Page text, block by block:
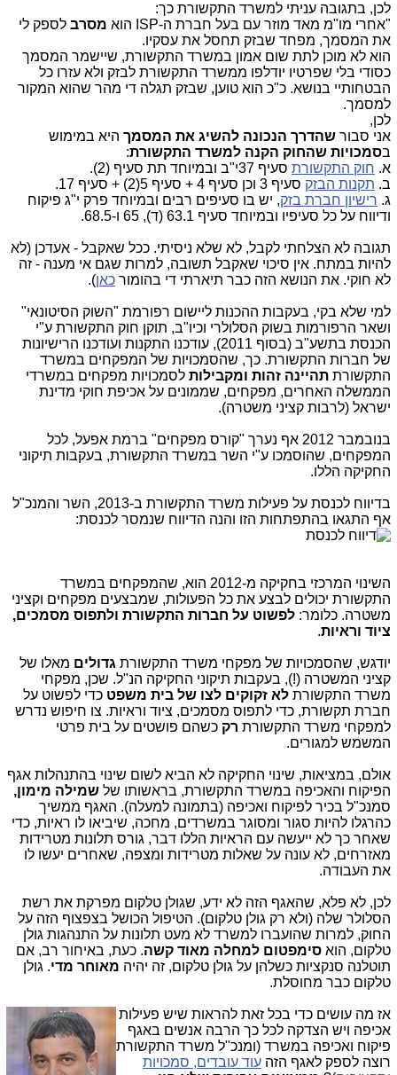
לכן, בתגובה עניתי למשרד התקשורת כך:
"אחרי מו"מ מאד מוזר עם בעל חברת ה-ISP הוא מסרב לספק לי
את המסמך, מפחד שבזק תחסל את עסקיו.
הוא לא מוכן לתת שום אמון במשרד התקשורת, שיישמר המסמך
כסודי בלי שפרטיו יודלפו ממשרד התקשורת לבזק ולא עזרו כל
הבטחותיי בנושא. כ"כ הוא טוען, שבזק תגלה די מהר שהוא המקור
למסמך.
לכן,
אני סבור שהדרך הנכונה להשיג את המסמך היא במימוש
בסמכויות שהחוק הקנה למשרד התקשורת:
א. חוק התקשורת סעיף 37י"ב ובמיוחד תת סעיף (2).
ב. תקנות הבזק סעיף 3 וכן סעיף 4 + סעיף 5(2) + סעיף 17.
ג. רישיון חברת בזק, יש בו סעיפים רבים ובמיוחד פרק י"ג פיקוח
ודיווח על כל סעיפיו ובמיוחד סעיף 63.1 (ד), 65 ו-68.5.
תגובה לא הצלחתי לקבל, לא שלא ניסיתי. ככל שאקבל - אעדכן (לא
להיות במתח. אין סיכוי שאקבל תשובה, למרות שגם אי מענה - זה
לא חוקי. את הנושא הזה כבר תיארתי די בהומור כאן).
למי שלא בקי, בעקבות ההכנות ליישום רפורמת "השוק הסיטונאי"
ושאר הרפורמות בשוק הסלולרי וכיו"ב, תוקן חוק התקשורת ע"י
הכנסת בתשע"ב (בסוף 2011), עודכנו התקנות ועודכנו הרישיונות
של חברות התקשורת. כך, שהסמכויות של המפקחים במשרד
התקשורת תהיינה זהות ומקבילות לסמכויות מפקחים במשרדי
הממשלה האחרים, מפקחים, שממונים על אכיפת חוקי מדינת
ישראל (לרבות קציני משטרה).
בנובמבר 2012 אף נערך "קורס מפקחים" ברמת אפעל, לכל
המפקחים, שהוסמכו ע"י השר במשרד התקשורת, בעקבות תיקוני
החקיקה הללו.
בדיווח לכנסת על פעילות משרד התקשורת ב-2013, השר והמנכ"ל
אף התגאו בהתפתחות הזו והנה הדיווח שנמסר לכנסת:
השינוי המרכזי בחקיקה מ-2012 הוא, שהמפקחים במשרד
התקשורת יכולים לבצע את כל הפעולות, שמבצעים מפקחים וקציני
משטרה. כלומר: לפשוט על חברות התקשורת ולתפוס מסמכים,
ציוד וראיות.
יודגש, שהסמכויות של מפקחי משרד התקשורת גדולים מאלו של
קציני המשטרה (!), בעקבות תיקוני החקיקה הנ"ל. שכן, מפקחי
משרד התקשורת לא זקוקים לצו של בית משפט כדי לפשוט על
חברת תקשורת, כדי לתפוס מסמכים, ציוד וראיות. צו חיפוש נדרש
למפקחי משרד התקשורת רק כשהם פושטים על בית פרטי
המשמש למגורים.
אולם, במציאות, שינוי החקיקה לא הביא לשום שינוי בהתנהלות אגף
הפיקוח והאכיפה במשרד התקשורת, בראשותו של שמילה מימון,
סמנכ"ל בכיר לפיקוח ואכיפה (בתמונה למעלה). האגף ממשיך
כהרגלו להיות סגור ומסוגר במשרדים, מחכה, שיביאו לו ראיות, כדי
שאחר כך לא ייעשה עם הראיות הללו דבר, גורס תלונות מטרידות
מאזרחים, לא עונה על שאלות מטרידות ומצפה, שאחרים יעשו לו
את העבודה.
לכן, לא פלא, שהאגף הזה לא ידע, שגולן טלקום מפרקת את רשת
הסלולר שלה (ולא רק גולן טלקום). הטיפול הכושל בצפצוף הזה על
החוק, למרות שהועברו למשרד לא מעט תלונות על התנהגות גולן
טלקום, הוא סימפטום למחלה מאוד קשה. כעת, באיחור רב, אם
תוטלנה סנקציות כשלהן על גולן טלקום, זה יהיה מאוחר מדי. גולן
טלקום כבר מחוסלת.
אז מה עושים כדי בכל זאת להראות שיש פעילות
אכיפה ויש הצדקה לכל כך הרבה אנשים באגף
פיקוח ואכיפה במשרד (ומנכ"ל משרד התקשורת
רוצה לספק לאגף הזה עוד עובדים, סמכויות